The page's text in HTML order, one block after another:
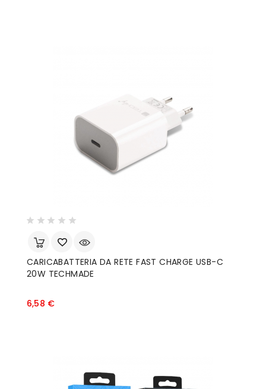
CARICABATTERIA DA RETE FAST CHARGE USB-C
20W TECHMADE
6,58 €Prezzo